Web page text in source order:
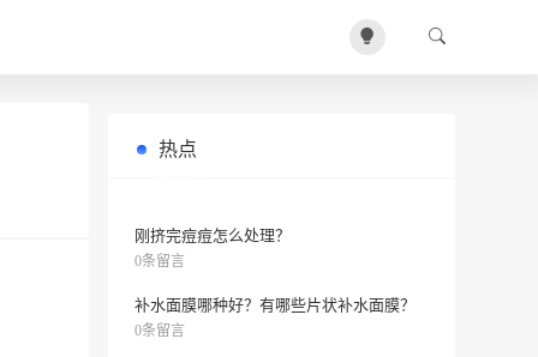
热点
刚挤完痘痘怎么处理？
0条留言
补水面膜哪种好？有哪些片状补水面膜？
0条留言